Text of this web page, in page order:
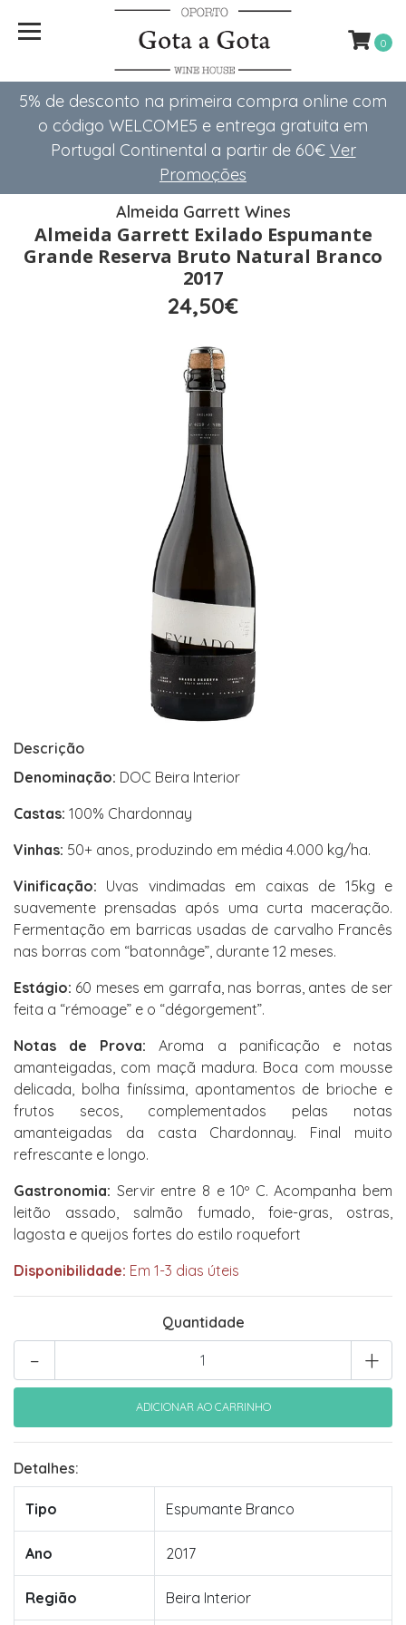
5% de desconto na primeira compra online com
o código WELCOME5 e entrega gratuita em
Portugal Continental a partir de 60€ Ver
Promoções
0
Almeida Garrett Wines
Almeida Garrett Exilado Espumante
Grande Reserva Bruto Natural Branco
2017
24,50€
Descrição
Denominação: DOC Beira Interior
Castas: 100% Chardonnay
Vinhas: 50+ anos, produzindo em média 4.000 kg/ha.
Vinificação: Uvas vindimadas em caixas de 15kg e
suavemente prensadas após uma curta maceração.
Fermentação em barricas usadas de carvalho Francês
nas borras com “batonnâge”, durante 12 meses.
Estágio: 60 meses em garrafa, nas borras, antes de ser
feita a “rémoage” e o “dégorgement”.
Notas de Prova: Aroma a panificação e notas
amanteigadas, com maçã madura. Boca com mousse
delicada, bolha finíssima, apontamentos de brioche e
frutos secos, complementados pelas notas
amanteigadas da casta Chardonnay. Final muito
refrescante e longo.
Gastronomia: Servir entre 8 e 10º C. Acompanha bem
leitão assado, salmão fumado, foie-gras, ostras,
lagosta e queijos fortes do estilo roquefort
Disponibilidade: Em 1-3 dias úteis
Quantidade
+
-
Detalhes:
Tipo Espumante Branco
Ano 2017
Região Beira Interior